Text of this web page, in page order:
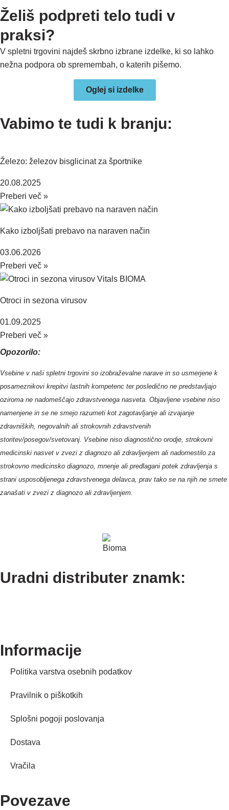
Želiš podpreti telo tudi v
praksi?
V spletni trgovini najdeš skrbno izbrane izdelke, ki so lahko
nežna podpora ob spremembah, o katerih pišemo.
Oglej si izdelke
Vabimo te tudi k branju:
Železo: železov bisglicinat za športnike
20.08.2025
Preberi več »
Kako izboljšati prebavo na naraven način
03.06.2026
Preberi več »
Otroci in sezona virusov
01.09.2025
Preberi več »
Opozorilo:
Vsebine v naši spletni trgovini so izobraževalne narave in so usmerjene k
posameznikovi krepitvi lastnih kompetenc ter posledicno ne predstavljajo
oziroma ne nadomescajo zdravstvenega nasveta. Objavljene vsebine niso
namenjene in se ne smejo razumeti kot zagotavljanje ali izvajanje
zdravniskih, negovalnih ali strokovnih zdravstvenih
storitev/posegov/svetovanj. Vsebine niso diagnosticno orodje, strokovni
medicinski nasvet v zvezi z diagnozo ali zdravljenjem ali nadomestilo za
strokovno medicinsko diagnozo, mnenje ali predlagani potek zdravljenja s
strani usposobljenega zdravstvenega delavca, prav tako se na njih ne smete
zanasati v zvezi z diagnozo ali zdravljenjem.
Uradni distributer znamk:
Informacije
Politika varstva osebnih podatkov
Pravilnik o piškotkih
Splošni pogoji poslovanja
Dostava
Vračila
Povezave